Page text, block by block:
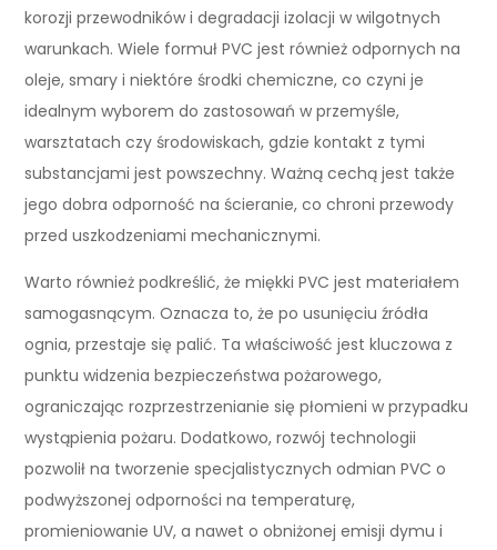
korozji przewodników i degradacji izolacji w wilgotnych
warunkach. Wiele formuł PVC jest również odpornych na
oleje, smary i niektóre środki chemiczne, co czyni je
idealnym wyborem do zastosowań w przemyśle,
warsztatach czy środowiskach, gdzie kontakt z tymi
substancjami jest powszechny. Ważną cechą jest także
jego dobra odporność na ścieranie, co chroni przewody
przed uszkodzeniami mechanicznymi.
Warto również podkreślić, że miękki PVC jest materiałem
samogasnącym. Oznacza to, że po usunięciu źródła
ognia, przestaje się palić. Ta właściwość jest kluczowa z
punktu widzenia bezpieczeństwa pożarowego,
ograniczając rozprzestrzenianie się płomieni w przypadku
wystąpienia pożaru. Dodatkowo, rozwój technologii
pozwolił na tworzenie specjalistycznych odmian PVC o
podwyższonej odporności na temperaturę,
promieniowanie UV, a nawet o obniżonej emisji dymu i